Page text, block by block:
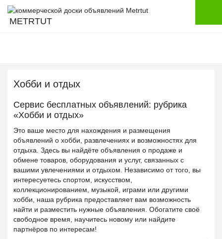
METRTUT
Хобби и отдых
Сервис бесплатных объявлений: рубрика
«Хобби и отдых»
Это ваше место для нахождения и размещения
объявлений о хобби, развлечениях и возможностях для
отдыха. Здесь вы найдёте объявления о продаже и
обмене товаров, оборудования и услуг, связанных с
вашими увлечениями и отдыхом. Независимо от того, вы
интересуетесь спортом, искусством,
коллекционированием, музыкой, играми или другими
хобби, наша рубрика предоставляет вам возможность
найти и разместить нужные объявления. Обогатите своё
свободное время, научитесь новому или найдите
партнёров по интересам!